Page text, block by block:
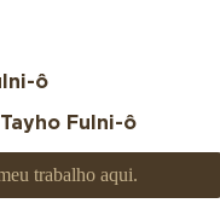
ô
Tayho Fulni-ô
trabalho aqui.